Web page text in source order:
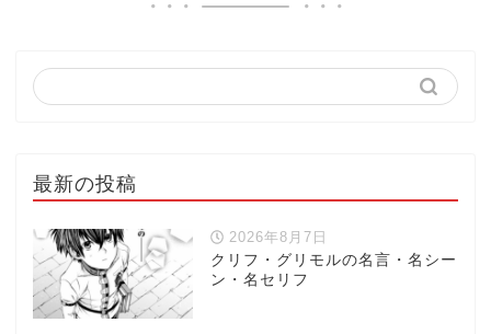
最新の投稿
2026年8月7日
クリフ・グリモルの名言・名シー
ン・名セリフ